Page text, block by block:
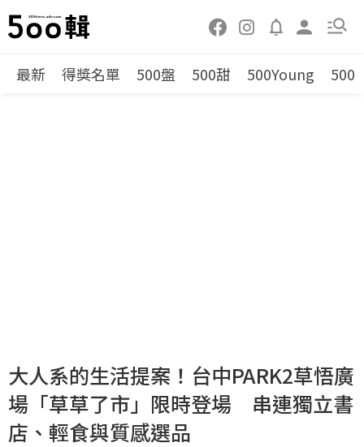
最新 得獎名單 500盤 500甜 500Young 500
大人系的生活提案！台中PARK2草悟廣
場「草草了市」限時登場 串連獨立書
店、輕食與質感選品